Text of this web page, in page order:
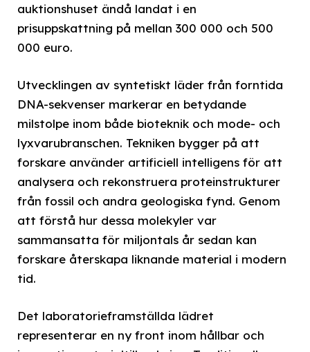
auktionshuset ändå landat i en
prisuppskattning på mellan 300 000 och 500
000 euro.
Utvecklingen av syntetiskt läder från forntida
DNA-sekvenser markerar en betydande
milstolpe inom både bioteknik och mode- och
lyxvarubranschen. Tekniken bygger på att
forskare använder artificiell intelligens för att
analysera och rekonstruera proteinstrukturer
från fossil och andra geologiska fynd. Genom
att förstå hur dessa molekyler var
sammansatta för miljontals år sedan kan
forskare återskapa liknande material i modern
tid.
Det laboratorieframställda lädret
representerar en ny front inom hållbar och